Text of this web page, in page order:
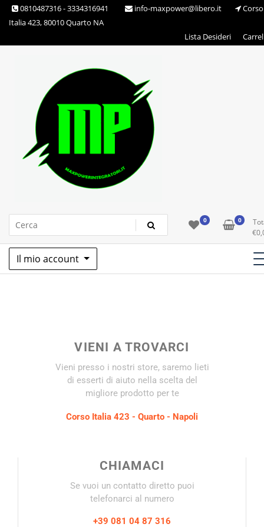
0810487316 - 3334316941 info-maxpower@libero.it
Corso
Italia 423, 80010 Quarto NA
Lista Desideri
Max Power Integratori 0 0
€
Il mio account
VIENI A TROVARCI
Vieni presso i nostri store, saremo lieti
di esserti di aiuto nella scelta del
migliore prodotto per te
Corso Italia 423 - Quarto - Napoli
CHIAMACI
Se vuoi un contatto diretto puoi
telefonarci al numero
+39 081 04 87 316